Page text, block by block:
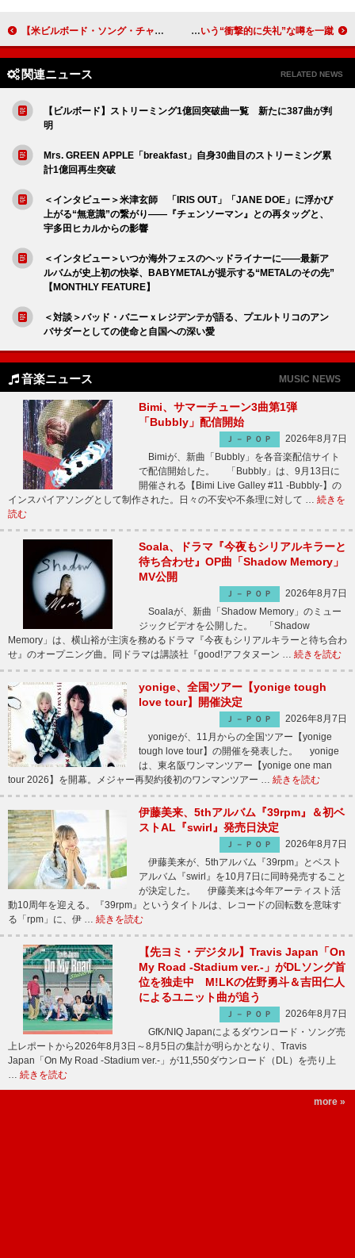
【米ビルボード・ソング・チャート】HUNTR/X「Golden」通算8週目のNo.1、テイト・マクレー初登場3位 テイラー・スウィフト、結婚したら音楽をやめるという“衝撃的に失礼”な噂を一蹴
関連ニュース RELATED NEWS
【ビルボード】ストリーミング1億回突破曲一覧 新たに387曲が判
明
Mrs. GREEN APPLE「breakfast」自身30曲目のストリーミング累
計1億回再生突破
＜インタビュー＞米津玄師 「IRIS OUT」「JANE DOE」に浮かび
上がる“無意識”の繋がり――『チェンソーマン』との再タッグと、
宇多田ヒカルからの影響
＜インタビュー＞いつか海外フェスのヘッドライナーに――最新ア
ルバムが史上初の快挙、BABYMETALが提示する“METALのその先”
【MONTHLY FEATURE】
＜対談＞バッド・バニーｘレジデンテが語る、プエルトリコのアン
バサダーとしての使命と自国への深い愛
音楽ニュース MUSIC NEWS
Bimi、サマーチューン3曲第1弾
「Bubbly」配信開始
Ｊ－ＰＯＰ
2026年8月7日
Bimiが、新曲「Bubbly」を各音楽配信サイト
で配信開始した。 「Bubbly」は、9月13日に
開催される【Bimi Live Galley #11 -Bubbly-】の
インスパイアソングとして制作された。日々の不安や不条理に対して … 続きを
読む
Soala、ドラマ『今夜もシリアルキラーと
待ち合わせ』OP曲「Shadow Memory」
MV公開
Ｊ－ＰＯＰ
2026年8月7日
Soalaが、新曲「Shadow Memory」のミュー
ジックビデオを公開した。 「Shadow
Memory」は、横山裕が主演を務めるドラマ『今夜もシリアルキラーと待ち合わ
せ』のオープニング曲。同ドラマは講談社『good!アフタヌーン … 続きを読む
yonige、全国ツアー【yonige tough
love tour】開催決定
Ｊ－ＰＯＰ
2026年8月7日
yonigeが、11月からの全国ツアー【yonige
tough love tour】の開催を発表した。 yonige
は、東名阪ワンマンツアー【yonige one man
tour 2026】を開幕。メジャー再契約後初のワンマンツアー … 続きを読む
伊藤美来、5thアルバム『39rpm』＆初ベ
ストAL『swirl』発売日決定
Ｊ－ＰＯＰ
2026年8月7日
伊藤美来が、5thアルバム『39rpm』とベスト
アルバム『swirl』を10月7日に同時発売すること
が決定した。 伊藤美来は今年アーティスト活
動10周年を迎える。『39rpm』というタイトルは、レコードの回転数を意味す
る「rpm」に、伊 … 続きを読む
【先ヨミ・デジタル】Travis Japan「On
My Road -Stadium ver.-」がDLソング首
位を独走中 M!LKの佐野勇斗＆吉田仁人
によるユニット曲が追う
Ｊ－ＰＯＰ
2026年8月7日
GfK/NIQ Japanによるダウンロード・ソング売
上レポートから2026年8月3日～8月5日の集計が明らかとなり、Travis
Japan「On My Road -Stadium ver.-」が11,550ダウンロード（DL）を売り上
… 続きを読む
more »